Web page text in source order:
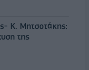
Κ. Μητσοτάκης:
της